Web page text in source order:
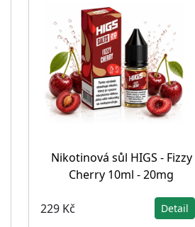
Nikotinová sůl HIGS - Fizzy
Cherry 10ml - 20mg
229 Kč Detail